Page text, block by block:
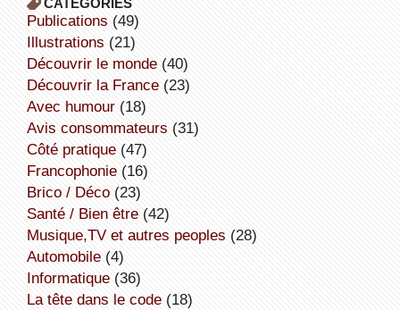
publications (49)
illustrations (21)
découvrir le monde(40)
découvrir la France(23)
avec humour(18)
avis consommateurs (31)
côté pratique(47)
Francophonie(16)
Brico / Déco(23)
Santé / Bien être(42)
Musique,TV et autres peoples (28)
Automobile(4)
informatique(36)
la tête dans le code(18)